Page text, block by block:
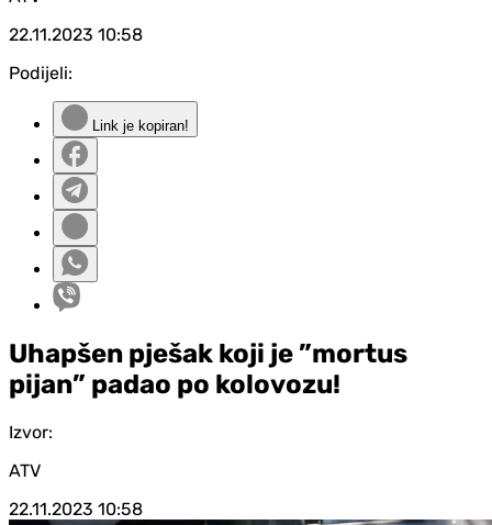
22.11.2023 10:58
Podijeli:
Link je kopiran!
Uhapšen pješak koji je ”mortus
pijan” padao po kolovozu!
Izvor:
ATV
22.11.2023 10:58